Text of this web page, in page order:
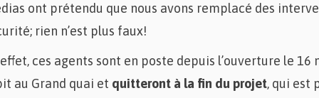
ont prétendu que nous avons remplacé des
rien n’est plus faux!
effet, ces agents sont en poste depuis l’ouverture le
au Grand quai et quitteront à la fin du projet, qui est